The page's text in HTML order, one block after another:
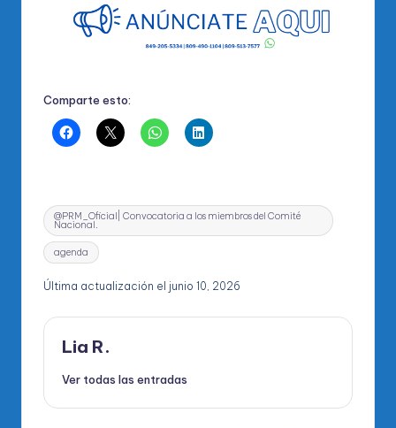
Comparte esto:
Etiquetas:
@PRM_Oficial| Convocatoria a los miembros del Comité
Nacional.
agenda
Última actualización el junio 10, 2026
Lia R.
Ver todas las entradas